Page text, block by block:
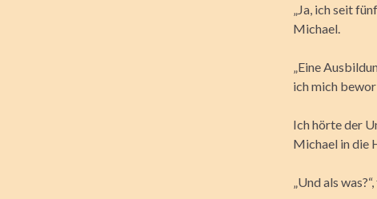
„Ja, ich seit
Michael.
„Eine
ich mich
Ich hörte der
Michael in die
„Und als